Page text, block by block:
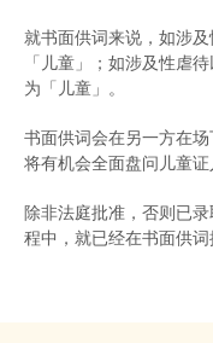
羁留院
戒毒所令
罚款
《罪犯自新条例》
「已丧失时效」的
在法庭程序中披露
就书面供词来说，如涉
「儿童」；如涉及性虐
为「儿童」。
书面供词会在另一方在
将有机会全面盘问儿童
除非法庭批准，否则已
程中，就已经在书面供